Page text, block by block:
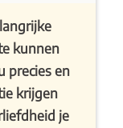
kunnen
precies en
krijgen
je